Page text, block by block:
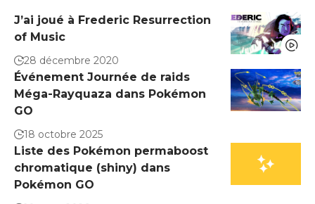
J’ai joué à Frederic Resurrection
of Music
28 décembre 2020
Événement Journée de raids
Méga-Rayquaza dans Pokémon
GO
18 octobre 2025
Liste des Pokémon permaboost
chromatique (shiny) dans
Pokémon GO